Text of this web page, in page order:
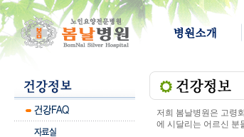
저희 봄날병원은 고령
에 시달리는 어르신 분